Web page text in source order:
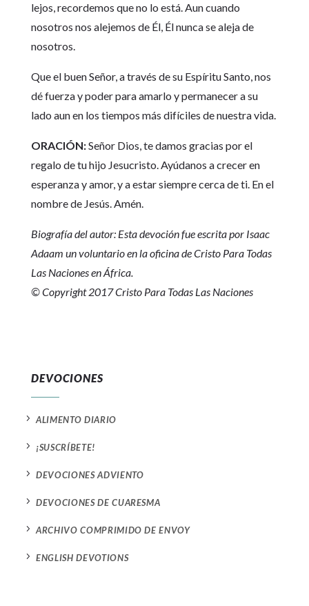
lejos, recordemos que no lo está. Aun cuando
nosotros nos alejemos de Él, Él nunca se aleja de
nosotros.
Que el buen Señor, a través de su Espíritu Santo, nos
dé fuerza y poder para amarlo y permanecer a su
lado aun en los tiempos más difíciles de nuestra vida.
ORACIÓN:Señor Dios, te damos gracias por el
regalo de tu hijo Jesucristo. Ayúdanos a crecer en
esperanza y amor, y a estar siempre cerca de ti. En el
nombre de Jesús. Amén.
Biografía del autor: Esta devoción fue escrita por Isaac
Adaam un voluntario en la oficina de Cristo Para Todas
Las Naciones en África.
© Copyright 2017 Cristo Para Todas Las Naciones
DEVOCIONES
5 ALIMENTO DIARIO
5 ¡SUSCRÍBETE!
5 DEVOCIONES ADVIENTO
5 DEVOCIONES DE CUARESMA
5 ARCHIVO COMPRIMIDO DE ENVOY
5 ENGLISH DEVOTIONS